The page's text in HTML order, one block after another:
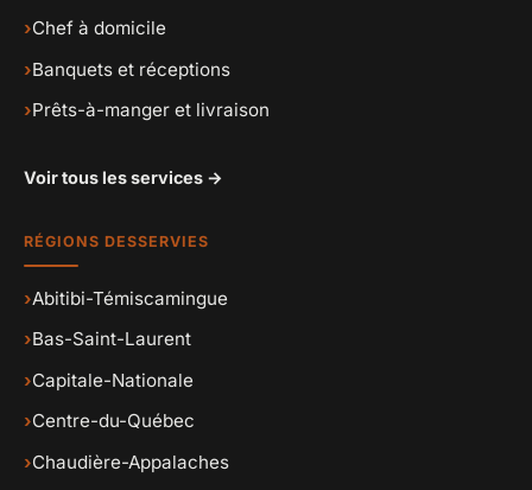
›Chef à domicile
›Banquets et réceptions
›Prêts-à-manger et livraison
Voir tous les services →
RÉGIONS DESSERVIES
›Abitibi-Témiscamingue
›Bas-Saint-Laurent
›Capitale-Nationale
›Centre-du-Québec
›Chaudière-Appalaches